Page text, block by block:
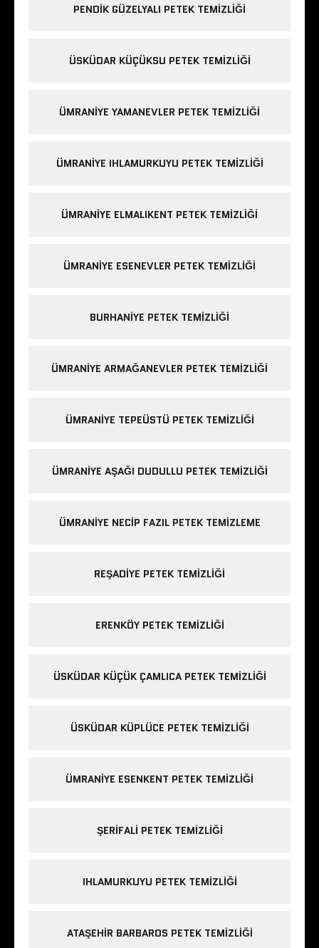
PENDIK GÜZELYALI PETEK TEMIZLIĞI
ÜSKÜDAR KÜÇÜKSU PETEK TEMIZLIĞI
ÜMRANIYE YAMANEVLER PETEK TEMIZLIĞI
ÜMRANIYE IHLAMURKUYU PETEK TEMIZLIĞI
ÜMRANIYE ELMALIKENT PETEK TEMIZLIĞI
ÜMRANIYE ESENEVLER PETEK TEMIZLIĞI
BURHANIYE PETEK TEMIZLIĞI
ÜMRANIYE ARMAĞANEVLER PETEK TEMIZLIĞI
ÜMRANIYE TEPEÜSTÜ PETEK TEMIZLIĞI
ÜMRANIYE AŞAĞI DUDULLU PETEK TEMIZLIĞI
ÜMRANIYE NECIP FAZIL PETEK TEMIZLEME
REŞADIYE PETEK TEMIZLIĞI
ERENKÖY PETEK TEMIZLIĞI
ÜSKÜDAR KÜÇÜK ÇAMLICA PETEK TEMIZLIĞI
ÜSKÜDAR KÜPLÜCE PETEK TEMIZLIĞI
ÜMRANIYE ESENKENT PETEK TEMIZLIĞI
ŞERIFALI PETEK TEMIZLIĞI
IHLAMURKUYU PETEK TEMIZLIĞI
ATAŞEHIR BARBAROS PETEK TEMIZLIĞI